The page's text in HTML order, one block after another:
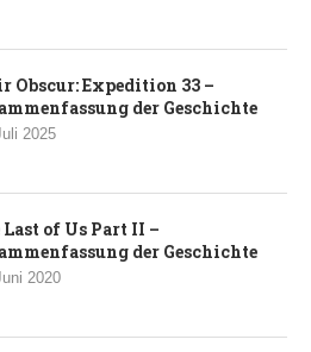
Obscur: Expedition 33 –
der Geschichte
2025
Last of Us Part II –
der Geschichte
2020